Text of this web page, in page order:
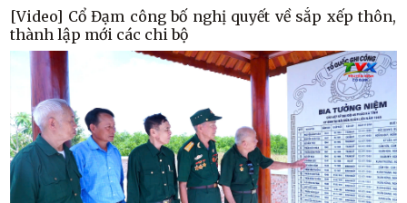
[Video] Cổ Đạm công bố nghị quyết về sắp xếp thôn,
thành lập mới các chi bộ